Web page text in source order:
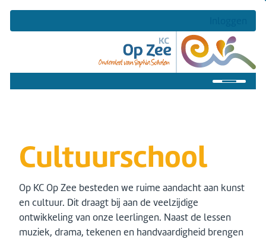
Home
Praktisch
Veilige school
Ouders
Cultuurschool
Op KC Op Zee besteden we ruime aandacht aan kunst
en cultuur. Dit draagt bij aan de veelzijdige
ontwikkeling van onze leerlingen. Naast de lessen
muziek, drama, tekenen en handvaardigheid brengen